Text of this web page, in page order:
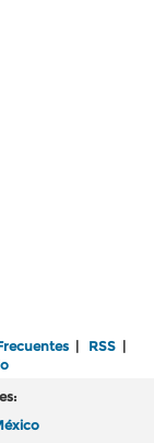
| RSS |